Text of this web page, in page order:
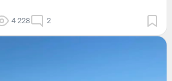
4 228 2